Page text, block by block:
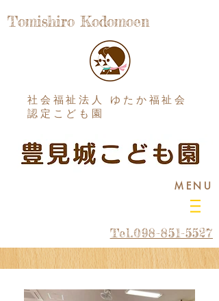
Tomishiro Kodomoen
社会福祉法人 ゆたか福祉会
認定こども園
MENU
Tel.098-851-5527